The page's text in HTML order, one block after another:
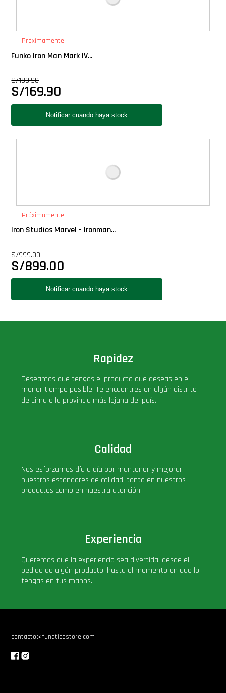
Plush
Pop Nook (Rincon)
Pop Regular
Pop Rides
PRÓXIMAMENTE
Star Wars Oferta
Próximamente
Funko Iron Man Mark IV...
S/189.90
S/169.90
Próximamente
Iron Studios Marvel - Ironman...
S/999.00
S/899.00
Rapidez
Deseamos que tengas el producto que deseas en el
menor tiempo posible. Te encuentres en algún distrito
de Lima o la provincia más lejana del país.
Calidad
Nos esforzamos día a día por mantener y mejorar
nuestros estándares de calidad, tanto en nuestros
productos como en nuestra atención
Experiencia
Queremos que la experiencia sea divertida, desde el
pedido de algún producto, hasta el momento en que lo
tengas en tus manos.
contacto@funaticostore.com